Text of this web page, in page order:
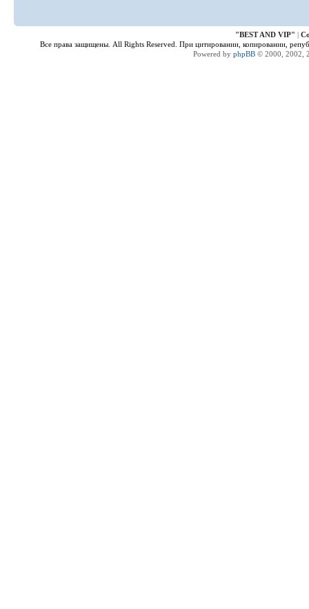
"BEST AND VIP" |
Все права защищены. All Rights Reserved. При цитировании, копировании,
Powered by phpBB © 2000, 2002,